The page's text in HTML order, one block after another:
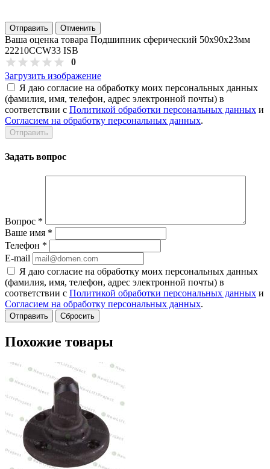
Отправить Отменить
Ваша оценка товара Подшипник сферический 50х90х23мм
22210CCW33 ISB
0
Загрузить изображение
Я даю согласие на обработку моих персональных данных
(фамилия, имя, телефон, адрес электронной почты) в
соответствии с Политикой обработки персональных данных и
Согласием на обработку персональных данных.
Задать вопрос
Вопрос *
Ваше имя *
Телефон *
E-mail
Я даю согласие на обработку моих персональных данных
(фамилия, имя, телефон, адрес электронной почты) в
соответствии с Политикой обработки персональных данных и
Согласием на обработку персональных данных.
Сбросить
Похожие товары